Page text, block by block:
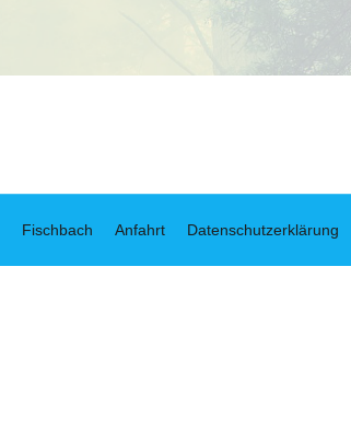
Fischbach Anfahrt Datenschutzerklärung